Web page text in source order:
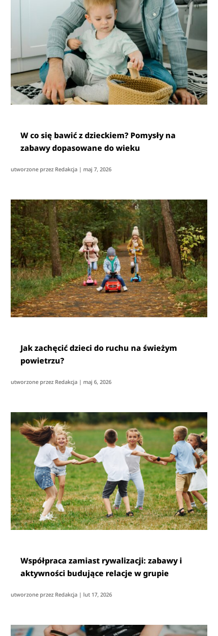
W co się bawić z dzieckiem? Pomysły na
zabawy dopasowane do wieku
utworzone przez Redakcja | maj 7, 2026
Jak zachęcić dzieci do ruchu na świeżym
powietrzu?
utworzone przez Redakcja | maj 6, 2026
Współpraca zamiast rywalizacji: zabawy i
aktywności budujące relacje w grupie
utworzone przez Redakcja | lut 17, 2026